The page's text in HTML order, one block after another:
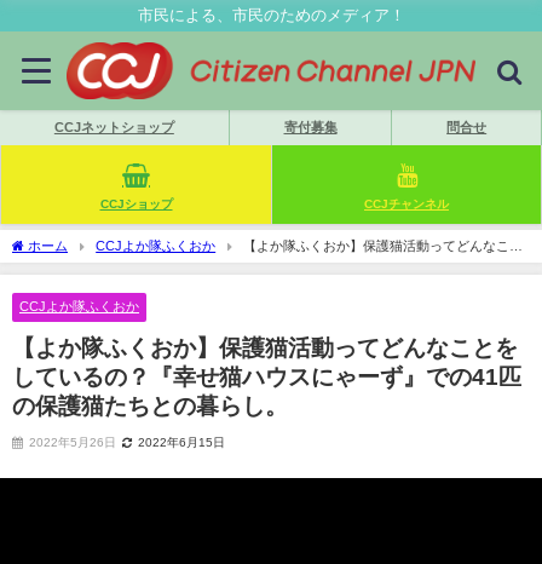
市民による、市民のためのメディア！
CCJネットショップ 寄付募集 問合せ
CCJショップ CCJチャンネル
ホーム CCJよか隊ふくおか
【よか隊ふくおか】保護猫活動ってどんなこと
をしているの？『幸せ猫ハウスにゃーず』での41匹の保護猫たちとの暮らし。
CCJよか隊ふくおか
【よか隊ふくおか】保護猫活動ってどんなことを
しているの？『幸せ猫ハウスにゃーず』での41匹
の保護猫たちとの暮らし。
2022年5月26日 2022年6月15日